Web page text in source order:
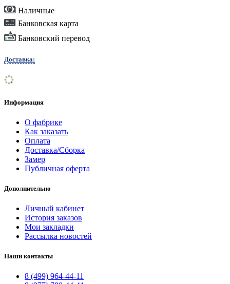
Наличные
Банковская карта
Банковский перевод
Доставка:
Информация
О фабрике
Как заказать
Оплата
Доставка/Сборка
Замер
Публичная оферта
Дополнительно
Личный кабинет
История заказов
Мои закладки
Рассылка новостей
Наши контакты
8 (499) 964-44-11